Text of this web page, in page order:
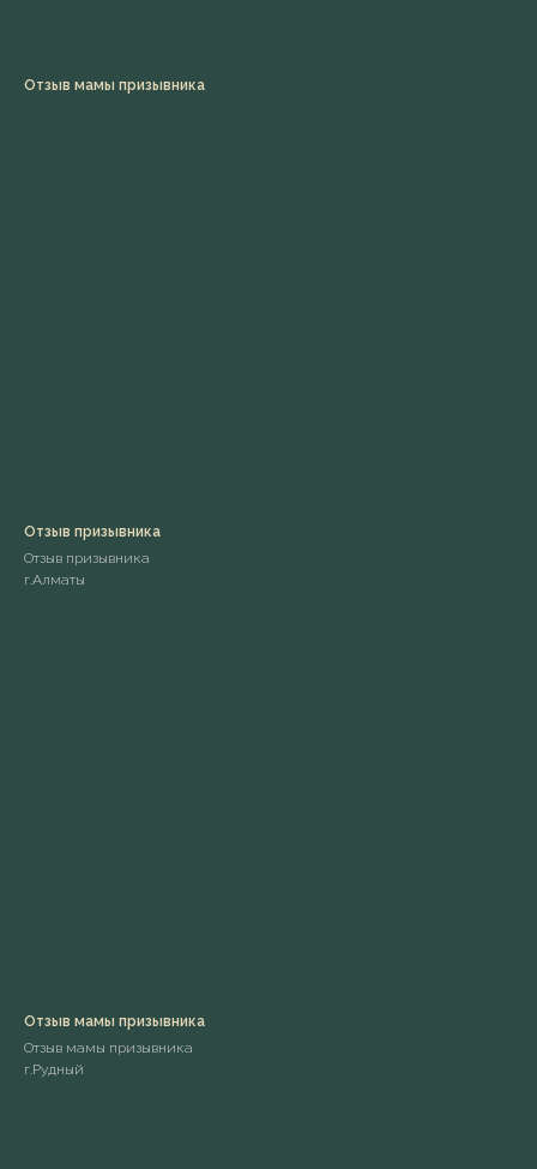
Отзыв мамы призывника
Отзыв призывника
Отзыв призывника
г.Алматы
Отзыв мамы призывника
Отзыв мамы призывника
г.Рудный